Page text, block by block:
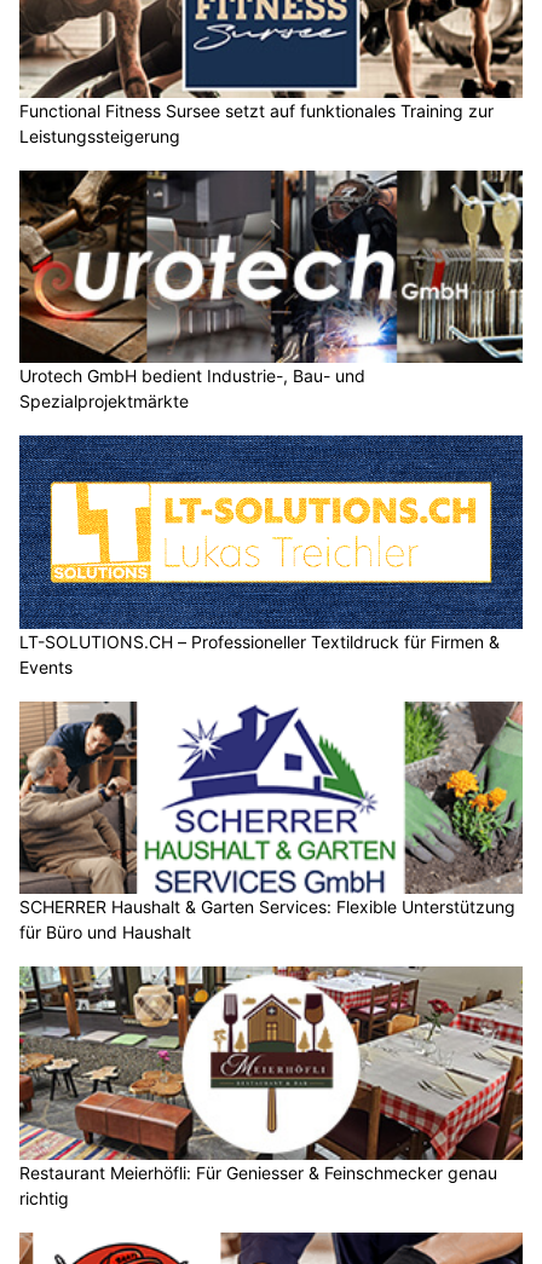
Functional Fitness Sursee setzt auf funktionales Training zur
Leistungssteigerung
Urotech GmbH bedient Industrie-, Bau- und
Spezialprojektmärkte
LT-SOLUTIONS.CH – Professioneller Textildruck für Firmen &
Events
SCHERRER Haushalt & Garten Services: Flexible Unterstützung
für Büro und Haushalt
Restaurant Meierhöfli: Für Geniesser & Feinschmecker genau
richtig